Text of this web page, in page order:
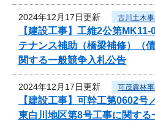
2024年12月17日更新 古川土木
【建設工事】工維2公第
テナンス補助（橋梁補修）（
関する一般競争入札公告
2024年12月17日更新 可茂農林
【建設工事】可幹工第0602号
東白川地区第8号工事に関する